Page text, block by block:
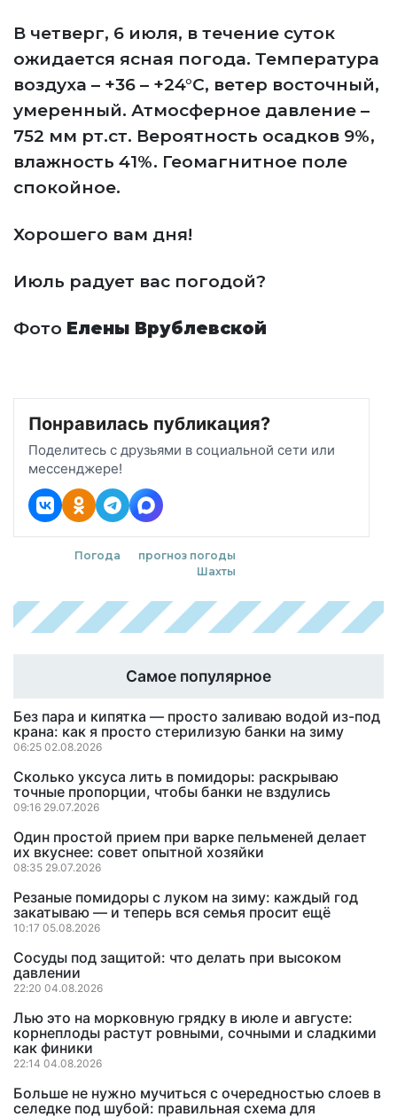
В четверг, 6 июля, в течение суток
ожидается ясная погода. Температура
воздуха – +36 – +24°C, ветер восточный,
умеренный. Атмосферное давление –
752 мм рт.ст. Вероятность осадков 9%,
влажность 41%. Геомагнитное поле
спокойное.
Хорошего вам дня!
Июль радует вас погодой?
Фото Елены Врублевской
Понравилась публикация?
Поделитесь с друзьями в социальной сети или
мессенджере!
Погода
прогноз погоды
Шахты
Самое популярное
Без пара и кипятка — просто заливаю водой из-под
крана: как я просто стерилизую банки на зиму
06:25 02.08.2026
Сколько уксуса лить в помидоры: раскрываю
точные пропорции, чтобы банки не вздулись
09:16 29.07.2026
Один простой прием при варке пельменей делает
их вкуснее: совет опытной хозяйки
08:35 29.07.2026
Резаные помидоры с луком на зиму: каждый год
закатываю — и теперь вся семья просит ещё
10:17 05.08.2026
Сосуды под защитой: что делать при высоком
давлении
22:20 04.08.2026
Лью это на морковную грядку в июле и августе:
корнеплоды растут ровными, сочными и сладкими
как финики
22:14 04.08.2026
Больше не нужно мучиться с очередностью слоев в
селедке под шубой: правильная схема для